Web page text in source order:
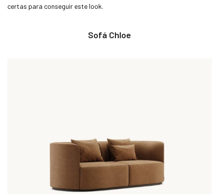
certas para conseguir este look.
Sofá Chloe